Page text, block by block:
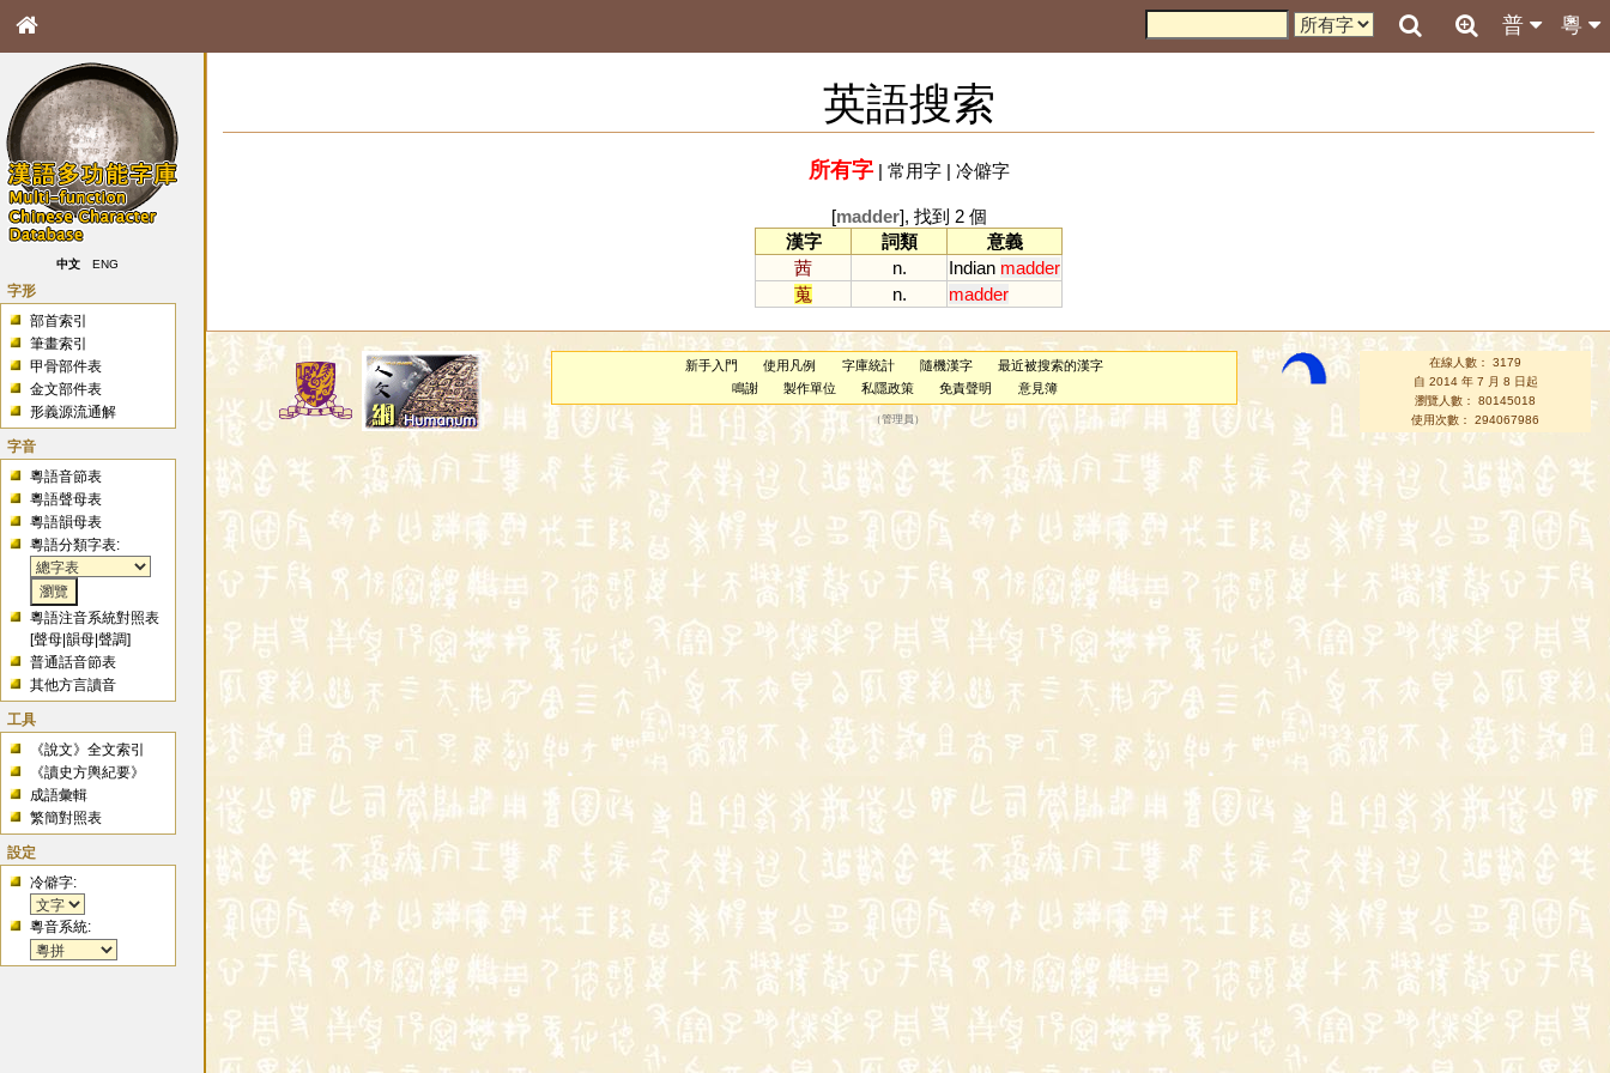
粵
普
中文 ENG
字形
部首索引
筆畫索引
甲骨部件表
金文部件表
形義源流通解
字音
粵語音節表
粵語聲母表
粵語韻母表
粵語分類字表:
粵語注音系統對照表
[聲母 |韻母 |聲調]
普通話音節表
其他方言讀音
工具
《說文》全文索引
《讀史方輿紀要》
成語彙輯
繁簡對照表
設定
冷僻字:
粵音系統:
英語搜索
所有字| 常用字| 冷僻字
[madder], 找到 2 個
漢字
詞類
意義
茜
n. Indian madder
蒐
n. madder
新手入門 使用凡例 字庫統計 隨機漢字
最近被搜索的漢字
鳴謝
製作單位 私隱政策 免責聲明 意見簿
（管理員 ）
在線人數： 3179
自 2014 年 7 月 8 日起
瀏覽人數： 80145018
使用次數： 294067986